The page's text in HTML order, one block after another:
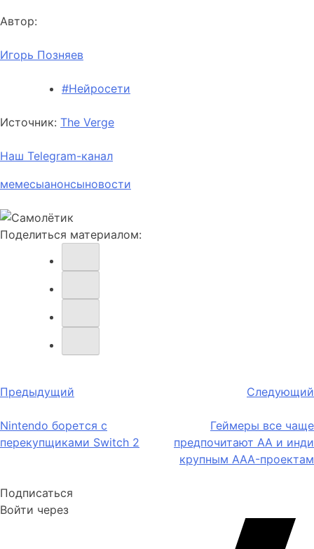
Автор:
Игорь Позняев
#Нейросети
Источник: The Verge
Наш Telegram-канал
мемесыанонсыновости
Поделиться материалом:
Навигация
записям
Предыдущий
Nintendo борется с
перекупщиками Switch 2
Следующий
Геймеры все чаще
предпочитают AA и инди
крупным AAA-проектам
Подписаться
Войти через